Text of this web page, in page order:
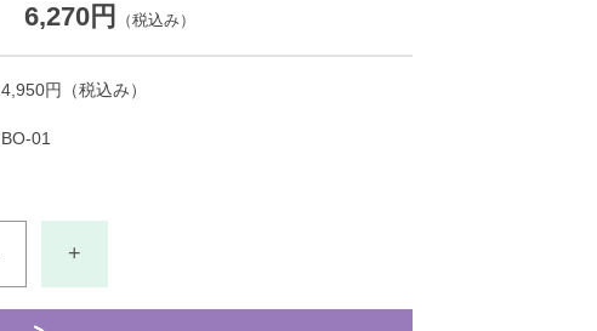
6,270円 （税込み）
4,950円 （税込み）
BO-01
+